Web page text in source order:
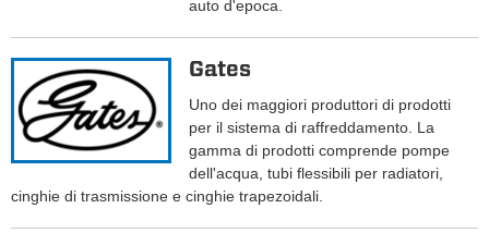
auto d'epoca.
Gates
Uno dei maggiori produttori di prodotti
per il sistema di raffreddamento. La
gamma di prodotti comprende pompe
dell'acqua, tubi flessibili per radiatori,
cinghie di trasmissione e cinghie trapezoidali.